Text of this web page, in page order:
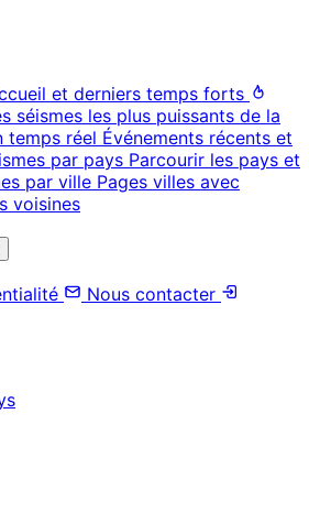
et derniers temps forts
séismes les plus puissants de la
temps réel Événements récents et
par pays Parcourir les pays et
par ville Pages villes avec
voisines
Nous contacter